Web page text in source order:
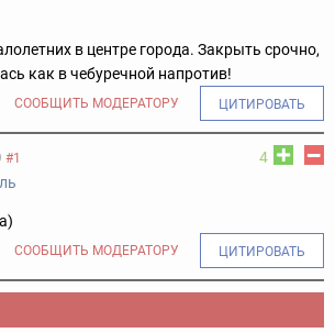
в центре города. Закрыть срочно,
как в чебуречной напротив!
СООБЩИТЬ МОДЕРАТОРУ ЦИТИРОВАТЬ
4
#1
СООБЩИТЬ МОДЕРАТОРУ ЦИТИРОВАТЬ